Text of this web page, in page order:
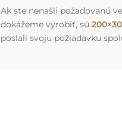
Ak ste nenašli požadovanú
dokážeme vyrobiť, sú
poslali svoju požiadavku